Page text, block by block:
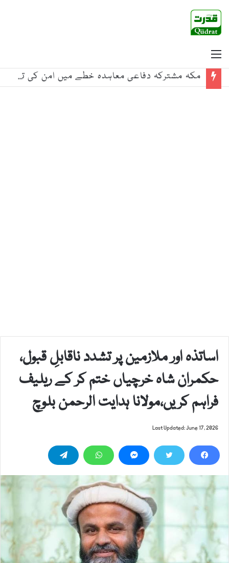
مکہ مشترکہ دفاعی معاہدہ خطے میں امن کی تاریخی دستاویز ہے، بلاول
اساتذہ اور ملازمین پر تشدد ناقابلِ قبول،
حکمران شاہ خرچیاں ختم کر کے ریلیف
فراہم کریں،مولانا ہدایت الرحمن بلوچ
Last Updated: June 17, 2026